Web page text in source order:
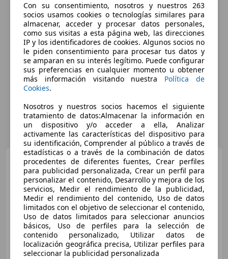
Hyundai i101.0 MPI
Essence
€ 9.273 1
Súperoferta
08/2020 20.684 km Gasolina 49 kW (67 CV)
Con su consentimiento, nosotros y nuestros 263
socios usamos cookies o tecnologías similares para
almacenar, acceder y procesar datos personales,
como sus visitas a esta página web, las direcciones
IP y los identificadores de cookies. Algunos socios no
le piden consentimiento para procesar tus datos y
se amparan en su interés legítimo. Puede configurar
sus preferencias en cualquier momento u obtener
más información visitando nuestra Política de
Cookies.
Nosotros y nuestros socios hacemos el siguiente
tratamiento de datos:Almacenar la información en
un dispositivo y/o acceder a ella, Analizar
activamente las características del dispositivo para
su identificación, Comprender al público a través de
estadísticas o a través de la combinación de datos
procedentes de diferentes fuentes, Crear perfiles
para publicidad personalizada, Crear un perfil para
personalizar el contenido, Desarrollo y mejora de los
servicios, Medir el rendimiento de la publicidad,
Medir el rendimiento del contenido, Uso de datos
limitados con el objetivo de seleccionar el contenido,
Uso de datos limitados para seleccionar anuncios
básicos, Uso de perfiles para la selección de
contenido personalizado, Utilizar datos de
localización geográfica precisa, Utilizar perfiles para
seleccionar la publicidad personalizada